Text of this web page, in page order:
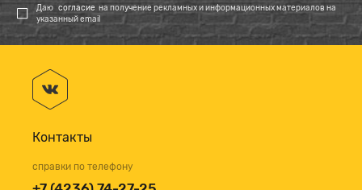
Даю согласие на получение рекламных и информационных материалов на
указанный email
Контакты
справки по телефону